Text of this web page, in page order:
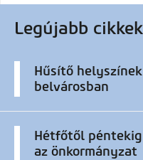
Legújabb cikkek
Hűsítő
belvárosban
Hétfőtől
az önkormányzat